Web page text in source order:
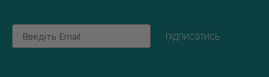
Email
підписатись